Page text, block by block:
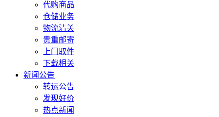
代购商品
仓储业务
物流清关
贵重邮寄
上门取件
下载相关
新闻公告
转运公告
发现好价
热点新闻